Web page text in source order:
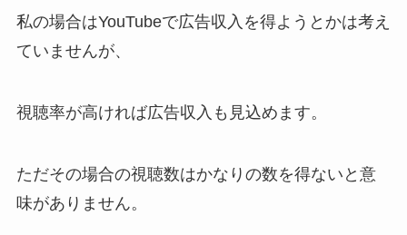
私の場合はYouTubeで広告収入を得ようとかは考え
ていませんが、
視聴率が高ければ広告収入も見込めます。
ただその場合の視聴数はかなりの数を得ないと意
味がありません。